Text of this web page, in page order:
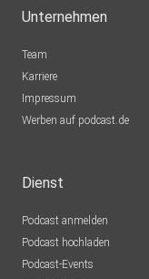
Unternehmen
Team
Karriere
Impressum
Werben auf podcast.de
Dienst
Podcast anmelden
Podcast hochladen
Podcast-Events